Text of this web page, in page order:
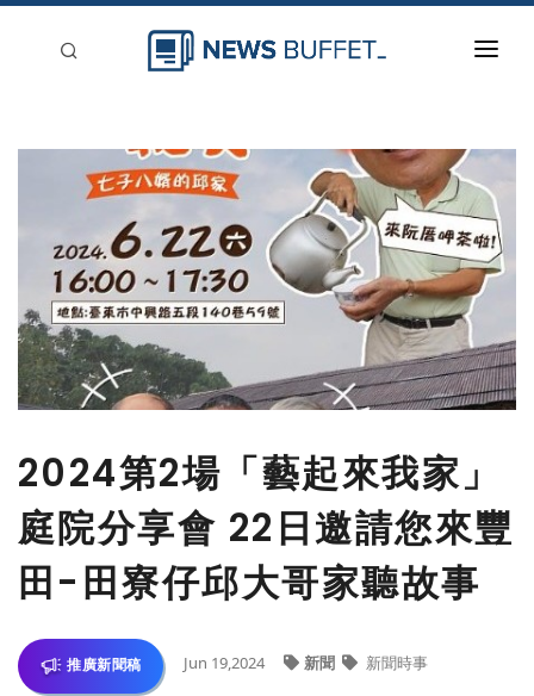
刊登
2024第2場「藝起來我家」
庭院分享會 22日邀請您來豐
田-田寮仔邱大哥家聽故事
推廣新聞稿 Jun 19,2024 新聞 新聞時事